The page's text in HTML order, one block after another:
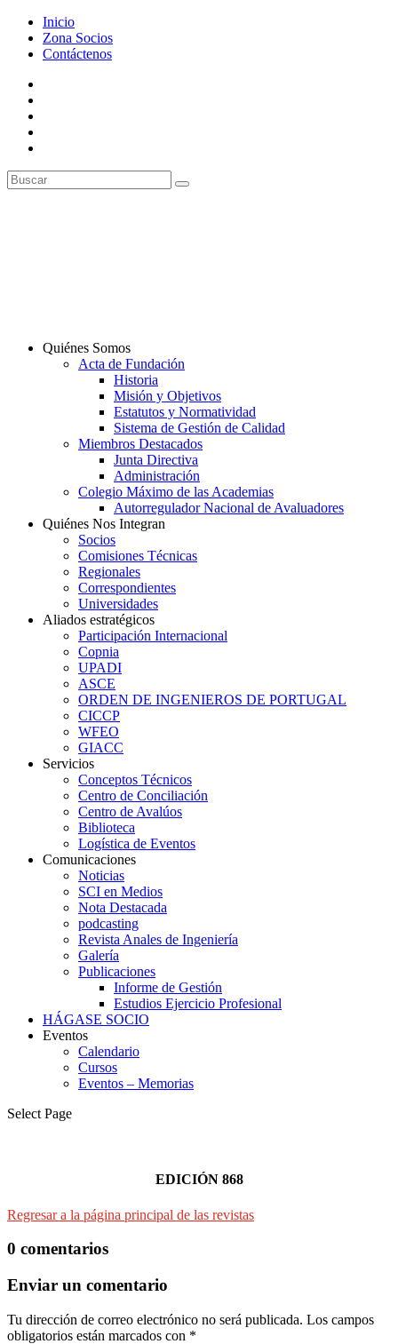
Inicio
Zona Socios
Contáctenos
Quiénes Somos
Acta de Fundación
Historia
Misión y Objetivos
Estatutos y Normatividad
Sistema de Gestión de Calidad
Miembros Destacados
Junta Directiva
Administración
Colegio Máximo de las Academias
Autorregulador Nacional de Avaluadores
Quiénes Nos Integran
Socios
Comisiones Técnicas
Regionales
Correspondientes
Universidades
Aliados estratégicos
Participación Internacional
Copnia
UPADI
ASCE
ORDEN DE INGENIEROS DE PORTUGAL
CICCP
WFEO
GIACC
Servicios
Conceptos Técnicos
Centro de Conciliación
Centro de Avalúos
Biblioteca
Logística de Eventos
Comunicaciones
Noticias
SCI en Medios
Nota Destacada
podcasting
Revista Anales de Ingeniería
Galería
Publicaciones
Informe de Gestión
Estudios Ejercicio Profesional
HÁGASE SOCIO
Eventos
Calendario
Cursos
Eventos – Memorias
Select Page
EDICIÓN 868
Regresar a la página principal de las revistas
0 comentarios
Enviar un comentario
Tu dirección de correo electrónico no será publicada. Los campos
obligatorios están marcados con *